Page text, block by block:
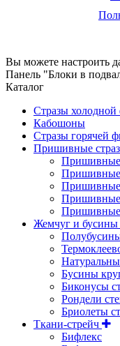
Вы можете настроить
Панель "Блоки в
Каталог
Стразы холодной
Кабошоны
Стразы горячей
Пришивные
Пришивные
Пришивные
Пришивные
Пришивные
Пришивные
Жемчуг и бусины
Бусины
Биконусы
Рондели
Бриолеты
Ткани-стрейч
Бифлекс